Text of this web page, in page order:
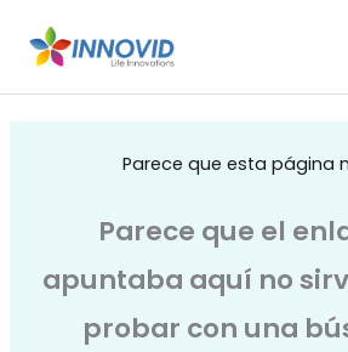
Parece que esta página
Parece que el
apuntaba aquí no
probar con una